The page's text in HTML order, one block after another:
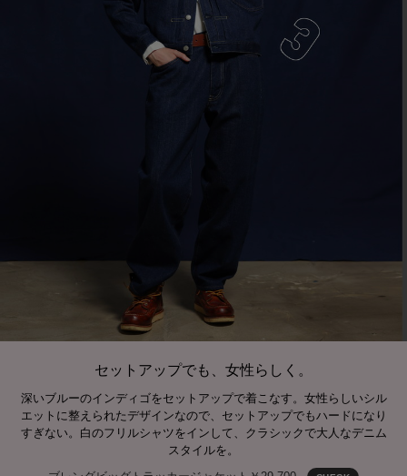
セットアップでも、女性らしく。
深いブルーのインディゴをセットアップで着こなす。女性らしいシル
エットに整えられたデザインなので、セットアップでもハードになり
すぎない。白のフリルシャツをインして、クラシックで大人なデニム
スタイルを。